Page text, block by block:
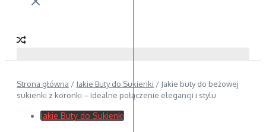
Strona główna / Jakie Buty do Sukienki / Jakie buty do beżowej
sukienki z koronki – Idealne połączenie elegancji i stylu
Jakie Buty do Sukienki